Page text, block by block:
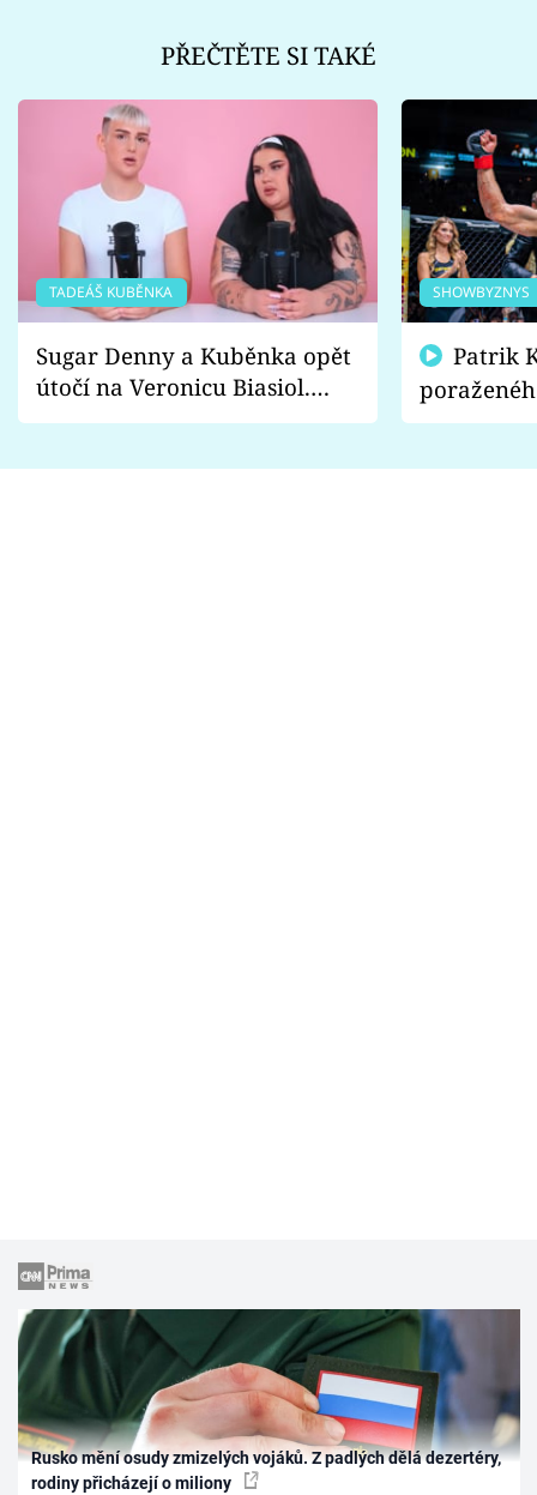
PŘEČTĚTE SI TAKÉ
TADEÁŠ KUBĚNKA
Sugar Denny a Kuběnka opět
útočí na Veronicu Biasiol.
Proč je podle nich falešná a
SHOWBYZNYS
fanoušci
Rusko mění osudy zmizelých vojáků. Z padlých dělá dezertéry,
rodiny přicházejí o miliony